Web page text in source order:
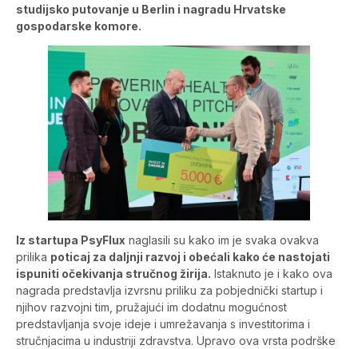
studijsko putovanje u Berlin i nagradu Hrvatske
gospodarske komore.
Iz startupa PsyFlux naglasili su kako im je svaka ovakva
prilika poticaj za daljnji razvoj i obećali kako će nastojati
ispuniti očekivanja stručnog žirija. Istaknuto je i kako ova
nagrada predstavlja izvrsnu priliku za pobjednički startup i
njihov razvojni tim, pružajući im dodatnu mogućnost
predstavljanja svoje ideje i umrežavanja s investitorima i
stručnjacima u industriji zdravstva. Upravo ova vrsta podrške